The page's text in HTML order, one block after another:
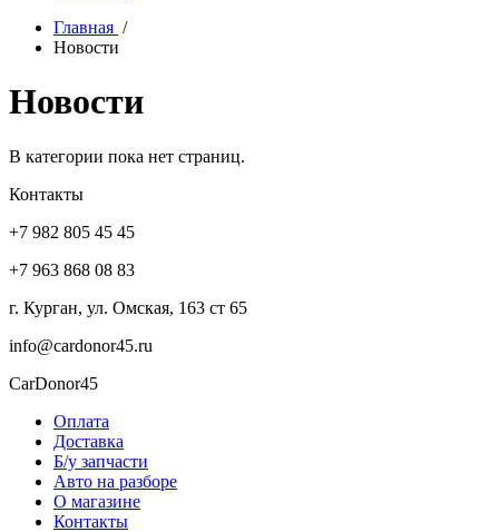
Главная /
Новости
Новости
В категории пока нет страниц.
Контакты
+7 982 805 45 45
+7 963 868 08 83
г. Курган, ул. Омская, 163 ст 65
info@cardonor45.ru
CarDonor45
Оплата
Доставка
Б/у запчасти
Авто на разборе
О магазине
Контакты